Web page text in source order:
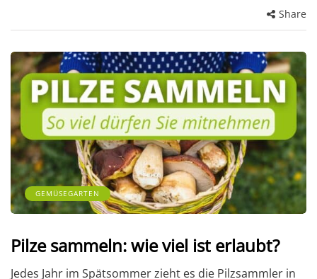
Share
GEMÜSEGARTEN
Pilze sammeln: wie viel ist erlaubt?
Jedes Jahr im Spätsommer zieht es die Pilzsammler in